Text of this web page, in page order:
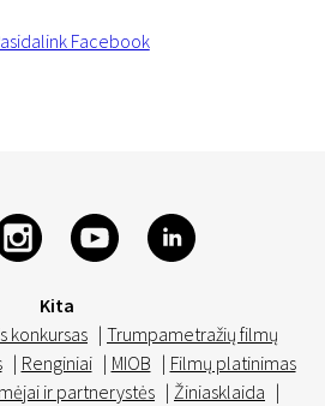
Facebook
Kita
konkursas | Trumpametražių filmų
| Renginiai | MIOB | Filmų platinimas
ir partnerystės | Žiniasklaida |